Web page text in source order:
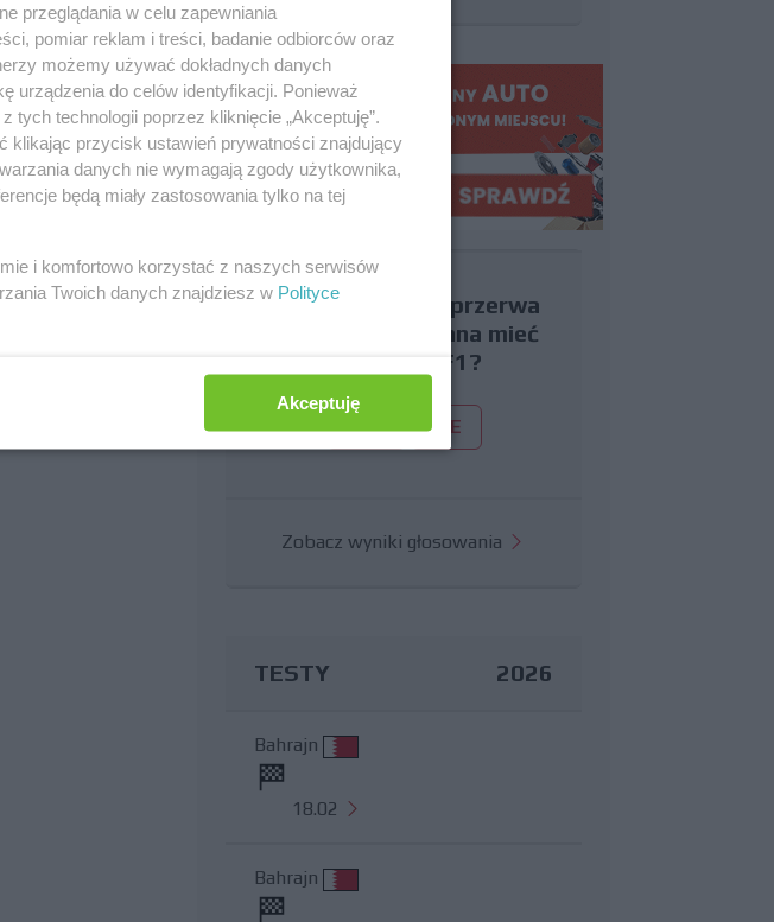
Czy uważasz, że przerwa
wakacyjna powinna mieć
miejsce w F1?
TAK NIE
Zobacz wyniki głosowania
TESTY 2026
Bahrajn
18.02
Bahrajn
przeglądania w celu zapewniania
pomiar reklam i treści, badanie odbiorców oraz
możemy używać dokładnych danych
urządzenia do celów identyfikacji. Ponieważ
technologii poprzez kliknięcie „Akceptuję”.
klikając przycisk ustawień prywatności znajdujący
danych nie wymagają zgody użytkownika,
będą miały zastosowania tylko na tej
i komfortowo korzystać z naszych serwisów
Twoich danych znajdziesz w Polityce
Akceptuję